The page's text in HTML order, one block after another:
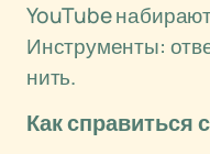
YouTube
Инструменты:
нить.
Как справиться